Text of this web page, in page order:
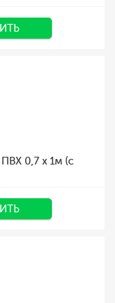
0,7 х 1м (с